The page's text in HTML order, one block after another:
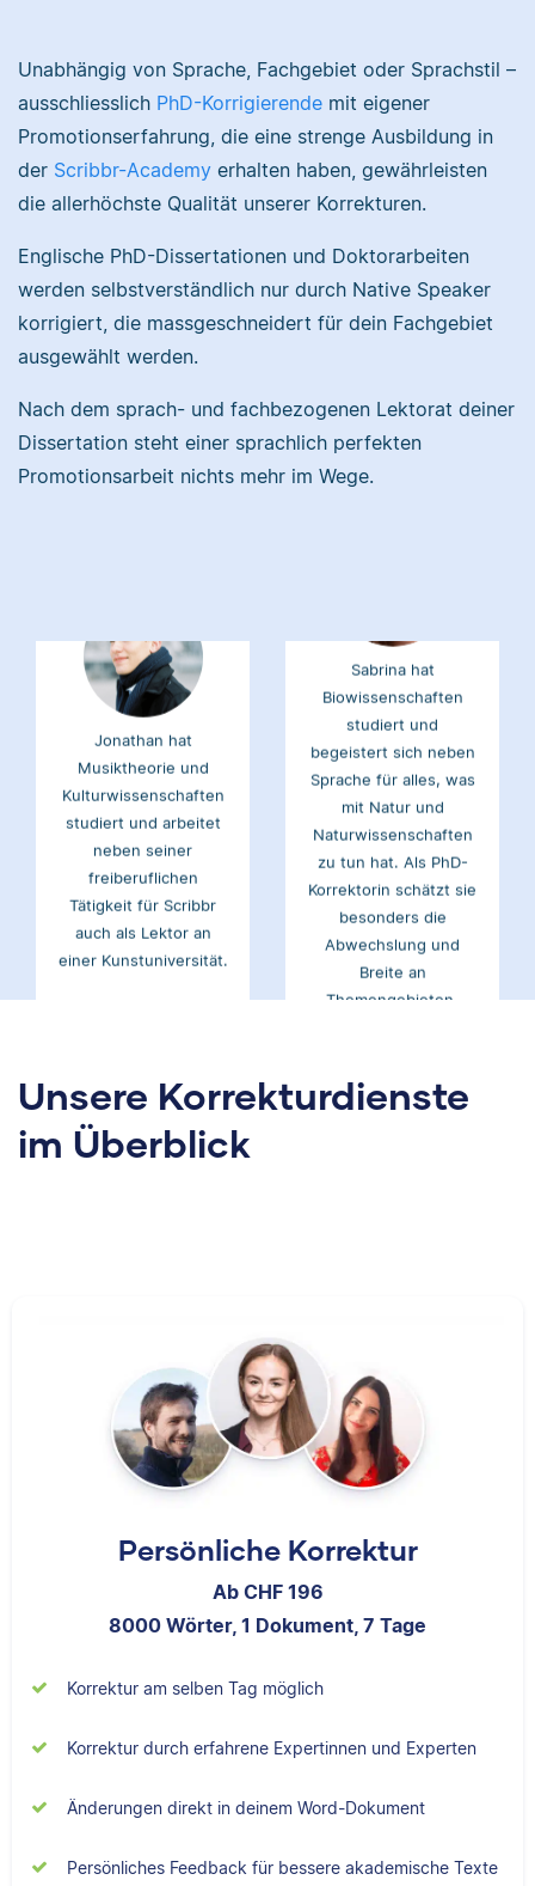
Unabhängig von Sprache, Fachgebiet oder Sprachstil –
ausschliesslich PhD-Korrigierende mit eigener
Promotionserfahrung, die eine strenge Ausbildung in
der Scribbr-Academy erhalten haben, gewährleisten
die allerhöchste Qualität unserer Korrekturen.
Englische PhD-Dissertationen und Doktorarbeiten
werden selbstverständlich nur durch Native Speaker
korrigiert, die massgeschneidert für dein Fachgebiet
ausgewählt werden.
Nach dem sprach- und fachbezogenen Lektorat deiner
Dissertation steht einer sprachlich perfekten
Promotionsarbeit nichts mehr im Wege.
Daniela hat Geografie,
Geologie und
Psychologie studiert.
An ihrer Tätigkeit als
liebt sie besonders,
dass sie ihrer
Sprache sowie
Wissenschaft
Jonathan hat
Musiktheorie und
Kulturwissenschaften
studiert und arbeitet
neben seiner
freiberuflichen
Tätigkeit für Scribbr
auch als Lektor an
einer Kunstuniversität.
writing, ranging from
undergraduate essays
to doctoral
dissertations to
Daniela
Geologie und
An ihrer Tätigkeit als
I have a doctorate in
range of life science
subjects. I specialize in
editing academic texts.
Sabrina
Biowissenschaften
studiert und
begeistert sich neben
Sprache für alles, was
mit Natur und
Naturwissenschaften
zu tun hat. Als PhD-
Korrektorin schätzt sie
besonders die
Abwechslung und
Breite an
Themengebieten.
sich für alles, was mit
Sprache zu tun hat.
I have a doctorate in
range of life science
editing academic texts.
Unsere Korrekturdienste
im Überblick
Persönliche Korrektur
Ab CHF 196
8000 Wörter, 1 Dokument, 7 Tage
Korrektur am selben Tag möglich
Korrektur durch erfahrene Expertinnen und Experten
Änderungen direkt in deinem Word-Dokument
Persönliches Feedback für bessere akademische Texte